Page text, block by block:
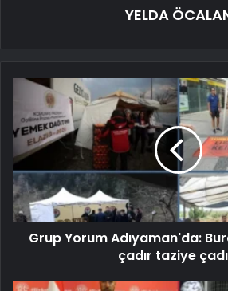
YELDA
Grup Yorum Adıyaman'da:
çadır taziye